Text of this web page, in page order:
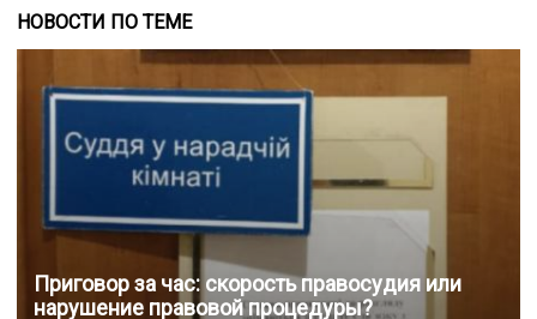
НОВОСТИ ПО ТЕМЕ
Приговор за час: скорость правосудия или
нарушение правовой процедуры?